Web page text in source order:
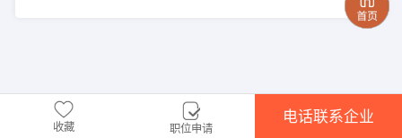
收藏 职位申请
电话联系企业